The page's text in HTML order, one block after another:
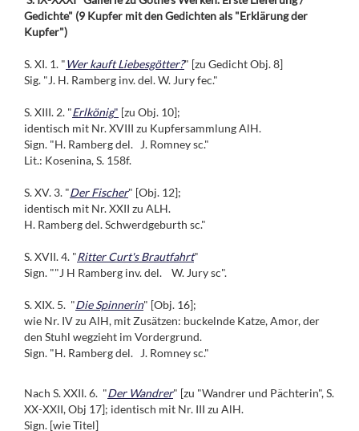
Gedichte" (9 Kupfer mit den Gedichten als "Erklärung der
Kupfer")
S. XI. 1. "Wer kauft Liebesgötter?" [zu Gedicht Obj. 8]
Sig. "J. H. Ramberg inv. del. W. Jury fec."
S. XIII. 2. "Erlkönig" [zu Obj. 10];
identisch mit Nr. XVIII zu Kupfersammlung AlH.
Sign. "H. Ramberg del. J. Romney sc."
Lit.: Kosenina, S. 158f.
S. XV. 3. "Der Fischer" [Obj. 12];
identisch mit Nr. XXII zu ALH.
H. Ramberg del. Schwerdgeburth sc."
S. XVII. 4. "Ritter Curt's Brautfahrt"
Sign. ""J H Ramberg inv. del. W. Jury sc".
S. XIX. 5. "Die Spinnerin" [Obj. 16];
wie Nr. IV zu AlH, mit Zusätzen: buckelnde Katze, Amor, der
den Stuhl wegzieht im Vordergrund.
Sign. "H. Ramberg del. J. Romney sc."
Nach S. XXII. 6. "Der Wandrer" [zu "Wandrer und Pächterin", S.
XX-XXII, Obj 17]; identisch mit Nr. III zu AlH.
Sign. [wie Titel]